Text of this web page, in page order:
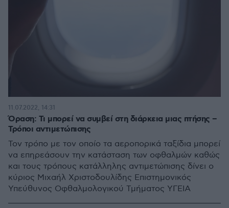
Όραση: Τι μπορεί να συμβεί στη διάρκεια μιας πτήσης –
Τρόποι αντιμετώπισης
Τον τρόπο με τον οποίο τα αεροπορικά ταξίδια μπορεί
να επηρεάσουν την κατάσταση των οφθαλμών καθώς
και τους τρόπους κατάλληλης αντιμετώπισης δίνει ο
κύριος Μιχαήλ Χριστοδουλίδης Επιστημονικός
Υπεύθυνος Οφθαλμολογικού Τμήματος ΥΓΕΙΑ
11.07.2022, 14:31